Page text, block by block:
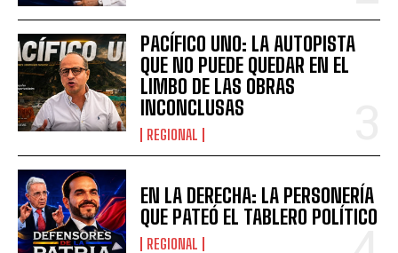
PACÍFICO UNO: LA AUTOPISTA
QUE NO PUEDE QUEDAR EN EL
LIMBO DE LAS OBRAS
INCONCLUSAS
REGIONAL
EN LA DERECHA: LA PERSONERÍA
QUE PATEÓ EL TABLERO POLÍTICO
REGIONAL